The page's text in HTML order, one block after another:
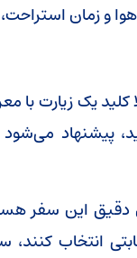
کلید یک زیارت با
کنید، پیشنهاد
دقیق این سفر
انتخاب